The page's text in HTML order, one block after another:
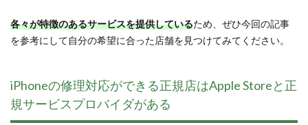
各々が特徴のあるサービスを提供しているため、ぜひ今回の記事
を参考にして自分の希望に合った店舗を見つけてみてください。
iPhoneの修理対応ができる正規店はApple Storeと正
規サービスプロバイダがある